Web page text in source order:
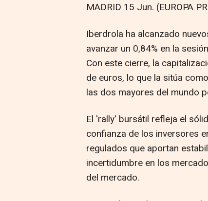
MADRID 15 Jun. (EUROPA
Iberdrola ha alcanzado
avanzar un 0,84% en la
Con este cierre, la
de euros, lo que la sitúa
las dos mayores del mundo
El 'rally' bursátil refleja el
confianza de los inversores
regulados que aportan
incertidumbre en los
del mercado.